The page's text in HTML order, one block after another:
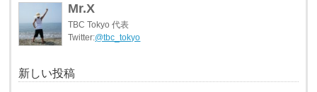
Mr.X
TBC Tokyo 代表
Twitter:@tbc_tokyo
新しい投稿